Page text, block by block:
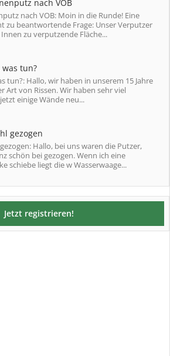
nach VOB
nach VOB: Moin in die Runde! Eine
zu beantwortende Frage: Unser Verputzer
zu verputzende Fläche...
tun?
tun?: Hallo, wir haben in unserem 15 Jahre
Art von Rissen. Wir haben sehr viel
einige Wände neu...
gezogen
Hallo, bei uns waren die Putzer,
schön bei gezogen. Wenn ich eine
schiebe liegt die w Wasserwaage...
Jetzt registrieren!